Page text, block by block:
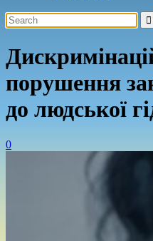
порушення
до людської
0